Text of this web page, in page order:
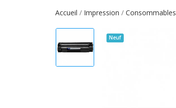
Accueil Impression Consommables
Neuf